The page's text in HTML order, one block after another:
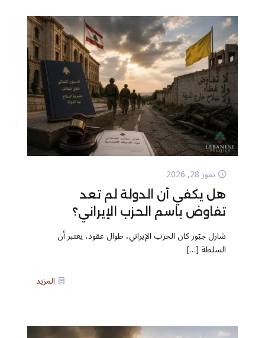
تموز 28, 2026
هل يكفي أن الدولة لم تعد
تفاوض باسم الحزب الإيراني؟
شارل جبّور كان الحزب الإيراني، طوال عقود، يعتبر أن
السلطة […]
المزيد